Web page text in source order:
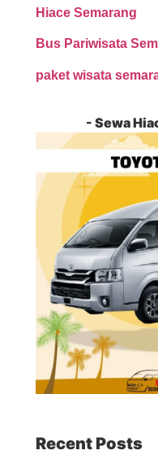
Hiace Semarang
Bus Pariwisata
paket wisata
- Sewa
Recent Posts